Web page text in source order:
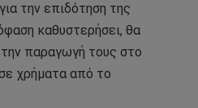
την επιδότηση της
καθυστερήσει, θα
παραγωγή τους στο
χρήματα από το